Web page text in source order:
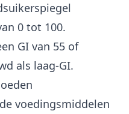
0 tot 100.
GI van 55 of
als laag-GI.
voedingsmiddelen